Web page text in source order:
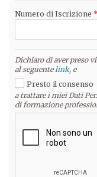
Numero di Iscrizione *
Dichiaro di aver preso
al seguentelink, e
Presto il consenso
a trattare i miei Dati
di formazione